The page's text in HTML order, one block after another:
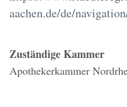
aachen.de/de/
Zuständige Kammer
Apothekerkammer